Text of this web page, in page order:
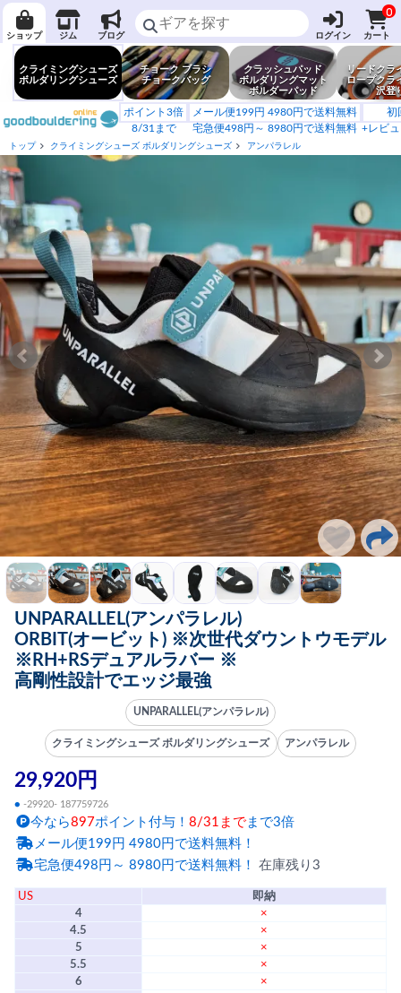
ショップ ジム ブログ ログイン
0
カート
クライミングシューズ
ボルダリングシューズ
チョーク ブラシ
チョークバッグ
クラッシュパッド
ボルダリングマット
ボルダーパッド
リードクラ
ロープクラ
沢登
ポイント3倍
8/31まで
メール便199円 4980円で送料無料
宅急便498円～ 8980円で送料無料
初
+レビ
トップ クライミングシューズ ボルダリングシューズ アンパラレル
UNPARALLEL(アンパラレル)
ORBIT(オービット) ※次世代ダウントウモデル
※RH+RSデュアルラバー ※
高剛性設計でエッジ最強
UNPARALLEL(アンパラレル)
クライミングシューズ ボルダリングシューズ アンパラレル
29,920円
● -29920- 187759726
今なら897ポイント付与！ 8/31まで まで3倍
メール便199円 4980円で送料無料！
宅急便498円～ 8980円で送料無料！ 在庫残り3
US
即納
4
×
4.5
×
5
×
5.5
×
6
×